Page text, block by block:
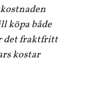
köpa både
det fraktfritt
kostar